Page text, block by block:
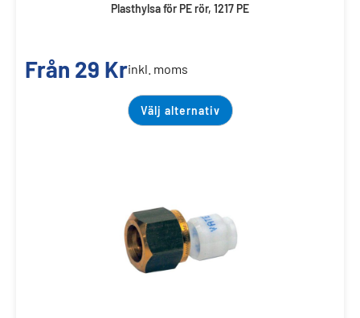
Plasthylsa för PE rör, 1217 PE
Från 29 Krinkl. moms
Välj alternativ